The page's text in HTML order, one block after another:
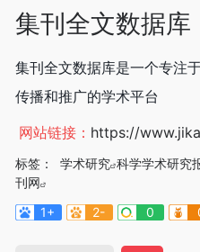
集刊全文数据库
集刊全文数据库是一个专注
传播和推广的学术平台
网站链接： https://
标签： 学术研究 科学学术研究
刊网
1+
2- 0